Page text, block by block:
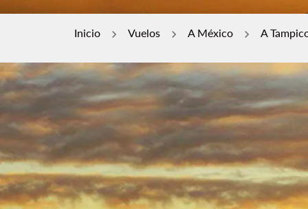
Inicio Vuelos A México A